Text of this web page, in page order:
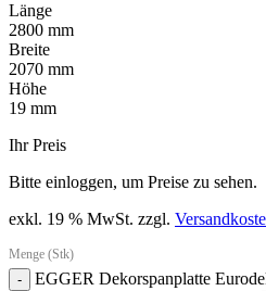
Länge
2800 mm
Breite
2070 mm
Höhe
19 mm
Ihr Preis
Bitte einloggen, um Preise zu sehen.
exkl. 19 % MwSt. zzgl.
Menge (Stk)
-
EGGER Dekorspanplatte